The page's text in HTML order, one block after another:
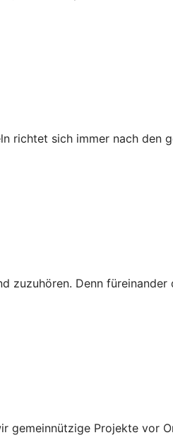
richtet sich immer nach den
zuzuhören. Denn
gemeinnützige Projekte vor